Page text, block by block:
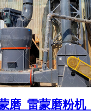
磨_雷蒙磨粉机